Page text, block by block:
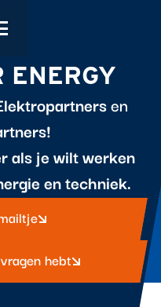
ENERGY
en
als je wilt werken
en techniek.
hebt